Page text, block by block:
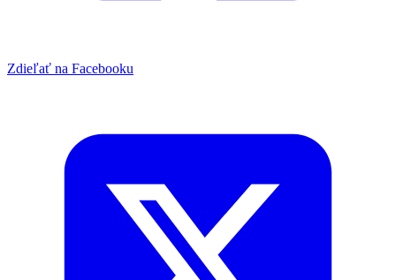
Zdieľať na Facebooku